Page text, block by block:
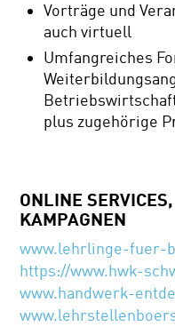
Vorträge und
auch virtuell
Umfangreiches
plus zugehörige
ONLINE
KAMPAGNEN
www.lehrlinge-fuer-
https://www.hwk-
www.handwerk-